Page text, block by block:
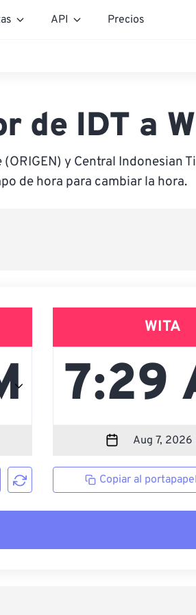
API Precios
de IDT a
y Central Indonesian
de hora para cambiar la hora.
WITA
Copiar al